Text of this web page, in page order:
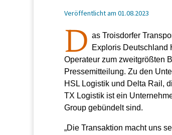
Veröffentlicht am 01.08.2023
D as Troisdorfer
Exploris Deutschland
Operateur zum zweitgrößten
Pressemitteilung. Zu den
HSL Logistik und Delta Rail,
TX Logistik ist ein
Group gebündelt sind.
„Die Transaktion macht uns